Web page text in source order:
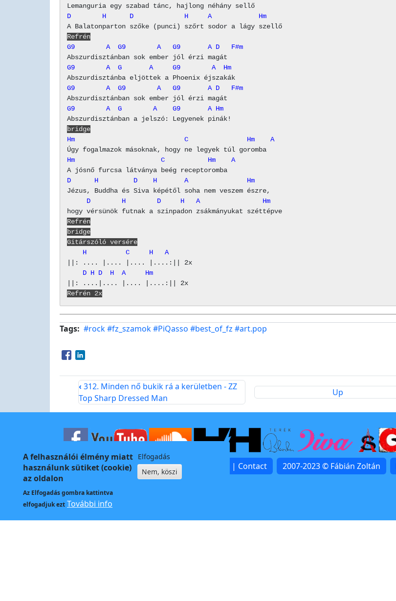
D        H      D             H     A            Hm
Refrén
G9        A  G9        A   G9       A D   F#m
G9        A  G       A     G9        A  Hm
G9        A  G9        A   G9       A D   F#m
G9        A  G        A    G9       A Hm
bridge
Hm                            C               Hm    A
Hm                      C           Hm    A
D      H         D    H       A               Hm
     D        H        D     H   A                Hm
Refrén
bridge
Gitárszóló versére
    H          C     H   A
    D H D  H  A     Hm
Refrén 2x
Tags #rock#fz_szamok#PiQasso #best_of_fz #art.pop
Opens in a new window
Opens in a new window
‹ 312. Minden nő bukik rá a kerületben - ZZ
Top Sharp Dressed Man
Up
Kapcsolat | Contact 2007-2023 © Fábián Zoltán
A felhasználói élmény miatt
használunk sütiket (cookie)
az oldalon
Az Elfogadásgombra kattintva
elfogadjuk ezt További info
Elfogadás
Nem, köszi